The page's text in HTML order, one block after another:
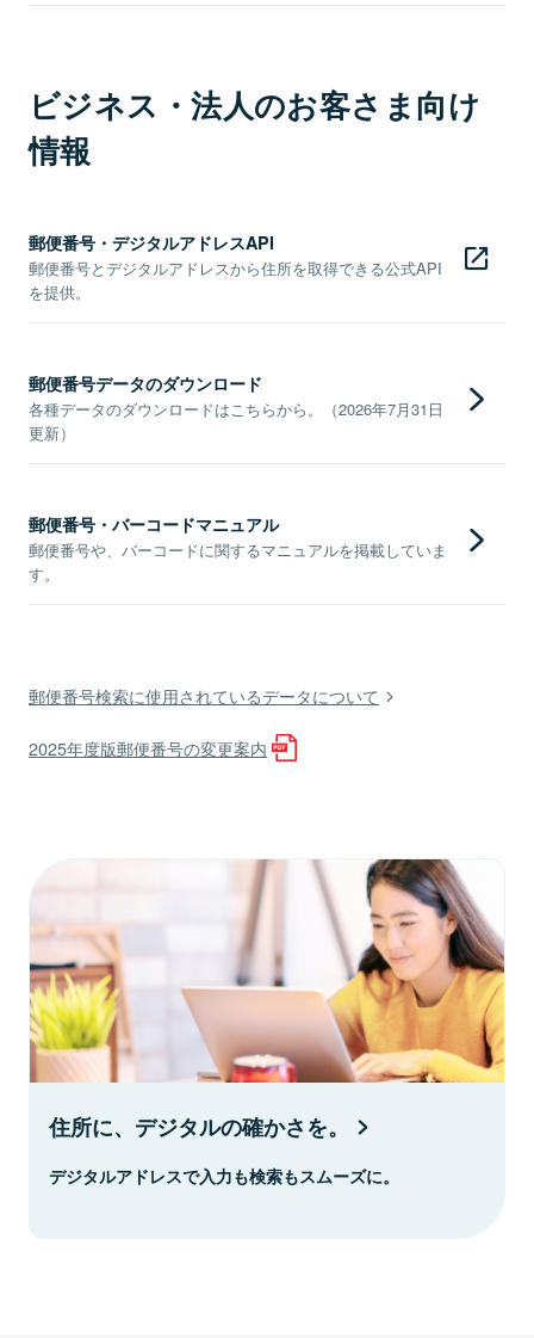
ビジネス・法人のお客さま向け
情報
郵便番号・デジタルアドレスAPI
郵便番号とデジタルアドレスから住所を取得できる公式API
を提供。
郵便番号データのダウンロード
各種データのダウンロードはこちらから。（2026年7月31日
更新）
郵便番号・バーコードマニュアル
郵便番号や、バーコードに関するマニュアルを掲載していま
す。
郵便番号検索に使用されているデータについて
2025年度版郵便番号の変更案内
住所に、デジタルの確かさを。
デジタルアドレスで入力も検索もスムーズに。